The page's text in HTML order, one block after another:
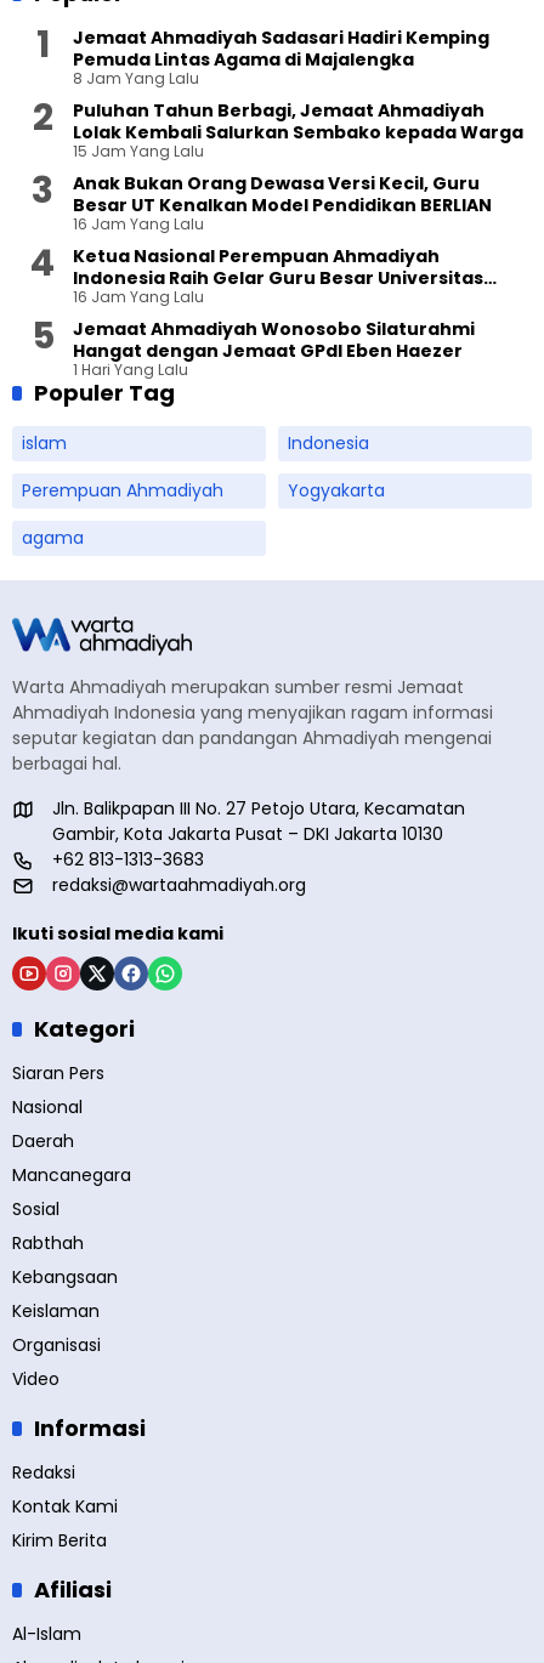
Jemaat Ahmadiyah Sadasari Hadiri Kemping
Pemuda Lintas Agama di Majalengka
8 Jam Yang Lalu
Puluhan Tahun Berbagi, Jemaat Ahmadiyah
Lolak Kembali Salurkan Sembako kepada Warga
15 Jam Yang Lalu
Anak Bukan Orang Dewasa Versi Kecil, Guru
Besar UT Kenalkan Model Pendidikan BERLIAN
16 Jam Yang Lalu
Ketua Nasional Perempuan Ahmadiyah
Indonesia Raih Gelar Guru Besar Universitas
Terbuka
16 Jam Yang Lalu
Jemaat Ahmadiyah Wonosobo Silaturahmi
Hangat dengan Jemaat GPdI Eben Haezer
1 Hari Yang Lalu
Populer Tag
islam
Indonesia
Perempuan Ahmadiyah
Yogyakarta
agama
Warta Ahmadiyah merupakan sumber resmi Jemaat
Ahmadiyah Indonesia yang menyajikan ragam informasi
seputar kegiatan dan pandangan Ahmadiyah mengenai
berbagai hal.
Jln. Balikpapan III No. 27 Petojo Utara, Kecamatan
Gambir, Kota Jakarta Pusat – DKI Jakarta 10130
+62 813-1313-3683
redaksi@wartaahmadiyah.org
Ikuti sosial media kami
Kategori
Siaran Pers
Nasional
Daerah
Mancanegara
Sosial
Rabthah
Kebangsaan
Keislaman
Organisasi
Video
Informasi
Redaksi
Kontak Kami
Kirim Berita
Afiliasi
Al-Islam